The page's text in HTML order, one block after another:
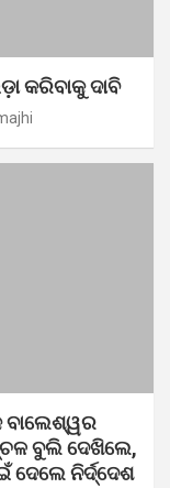
କରିବାକୁ ଦାବି
ବାଲେଶ୍ୱର
ବୁଲି ଦେଖିଲେ,
ଦେଲେ ନିର୍ଦ୍ଦେଶ